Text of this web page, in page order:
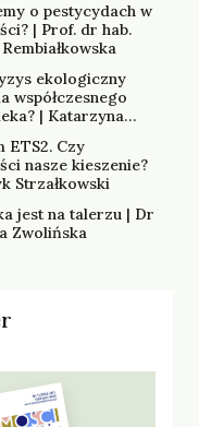
o pestycydach w
| Prof. dr hab.
ekologiczny
współczesnego
| Katarzyna
ETS2. Czy
nasze kieszenie?
Strzałkowski
jest na talerzu | Dr
Zwolińska